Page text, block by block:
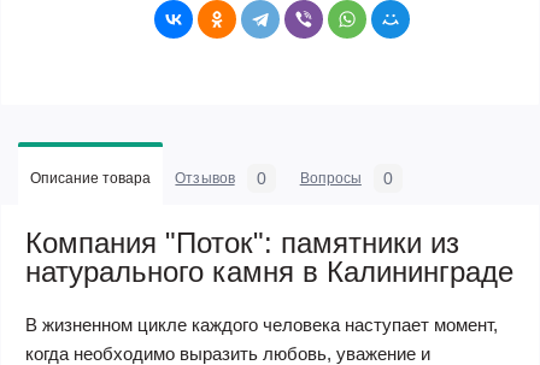
Описание товара Отзывов 0 Вопросы 0
Компания "Поток": памятники из
натурального камня в Калининграде
В жизненном цикле каждого человека наступает момент,
когда необходимо выразить любовь, уважение и